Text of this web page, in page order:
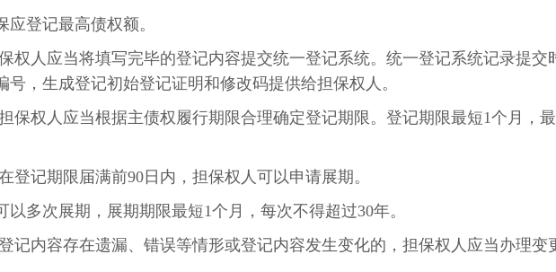
应登记最高债权额。
权人应当将填写完毕的登记内容提交统一登记系统。统一登记系统记录提交
号，生成登记初始登记证明和修改码提供给担保权人。
保权人应当根据主债权履行期限合理确定登记期限。登记期限最短1个月，最
登记期限届满前90日内，担保权人可以申请展期。
以多次展期，展期期限最短1个月，每次不得超过30年。
记内容存在遗漏、错误等情形或登记内容发生变化的，担保权人应当办理变